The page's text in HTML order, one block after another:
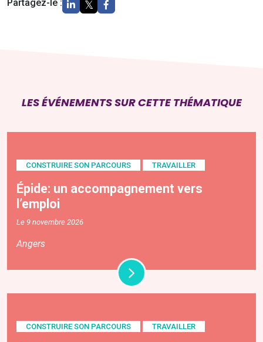
Partagez-le :
LES ÉVÉNEMENTS SUR CETTE THÉMATIQUE
CONSTRUIRE SON PARCOURS TRAVAILLER
Épide: un accompagnement vers
l’emploi
Le 9 novembre 2026
Angers
CONSTRUIRE SON PARCOURS TRAVAILLER